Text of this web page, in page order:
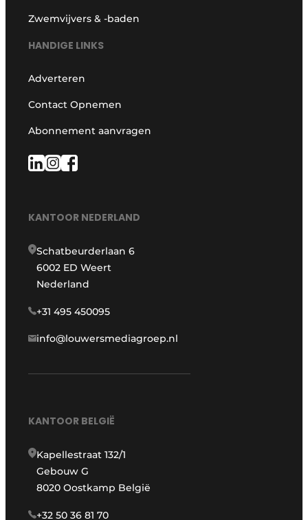
Zwemvijvers & -baden
HANDIGE LINKS
Adverteren
Contact Opnemen
Abonnement aanvragen
KANTOOR NEDERLAND
Schatbeurderlaan 6
6002 ED Weert
Nederland
+31 495 450095
info@louwersmediagroep.nl
KANTOOR BELGIË
Kapellestraat 132/1
Gebouw G
8020 Oostkamp België
+32 50 36 81 70